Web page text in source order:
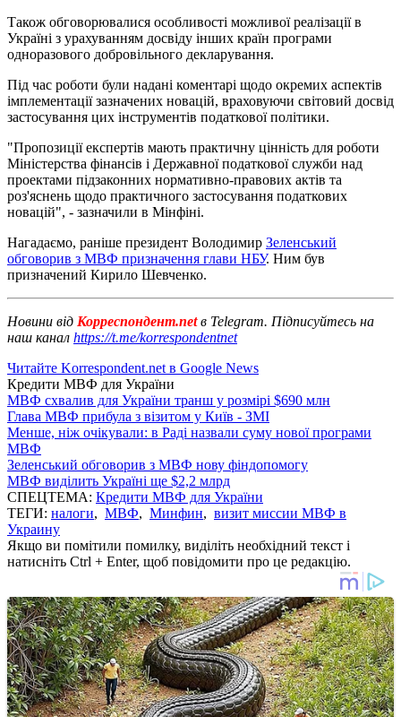
Також обговорювалися особливості можливої ​​реалізації в
Україні з урахуванням досвіду інших країн програми
одноразового добровільного декларування.
Під час роботи були надані коментарі щодо окремих аспектів
імплементації зазначених новацій, враховуючи світовий досвід
застосування цих інструментів податкової політики.
"Пропозиції експертів мають практичну цінність для роботи
Міністерства фінансів і Державної податкової служби над
проектами підзаконних нормативно-правових актів та
роз'яснень щодо практичного застосування податкових
новацій", - зазначили в Мінфіні.
Нагадаємо, раніше президент Володимир Зеленський
обговорив з МВФ призначення глави НБУ. Ним був
призначений Кирило Шевченко.
Новини від Корреспондент.netв Telegram. Підписуйтесь на
наш канал https://t.me/korrespondentnet
Читайте Korrespondent.net в Google News
Кредити МВФ для України
МВФ схвалив для України транш у розмірі $690 млн
Глава МВФ прибула з візитом у Київ - ЗМІ
Менше, ніж очікували: в Раді назвали суму нової програми
МВФ
Зеленський обговорив з МВФ нову фіндопомогу
МВФ виділить Україні ще $2,2 млрд
СПЕЦТЕМА: Кредити МВФ для України
ТЕГИ: налоги, МВФ, Минфин, визит миссии МВФ в
Украину
Якщо ви помітили помилку, виділіть необхідний текст і
натисніть Ctrl + Enter, щоб повідомити про це редакцію.